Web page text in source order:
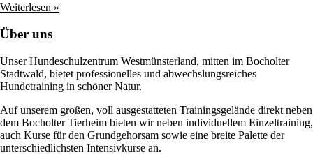
Weiterlesen »
Über uns
Unser Hundeschulzentrum Westmünsterland, mitten im Bocholter
Stadtwald, bietet professionelles und abwechslungsreiches
Hundetraining in schöner Natur.
Auf unserem großen, voll ausgestatteten Trainingsgelände direkt neben
dem Bocholter Tierheim bieten wir neben individuellem Einzeltraining,
auch Kurse für den Grundgehorsam sowie eine breite Palette der
unterschiedlichsten Intensivkurse an.